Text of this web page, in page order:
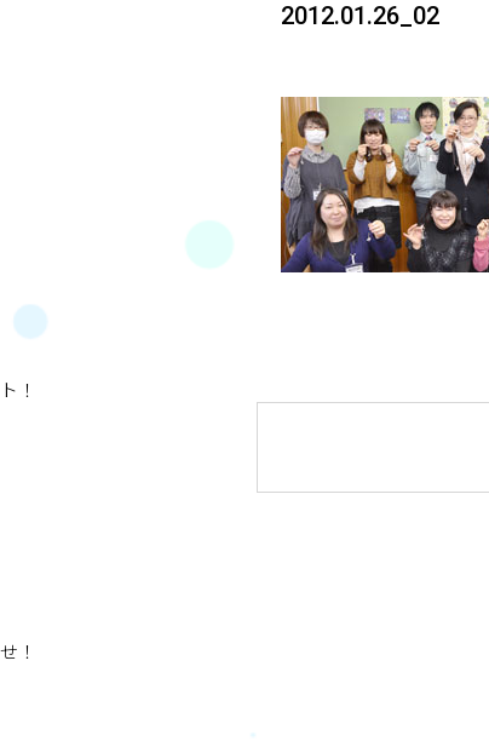
2012.01.26_02
！
！